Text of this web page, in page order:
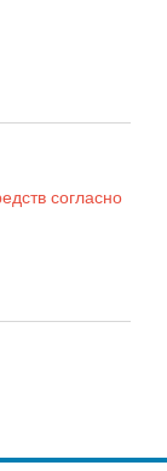
согласно